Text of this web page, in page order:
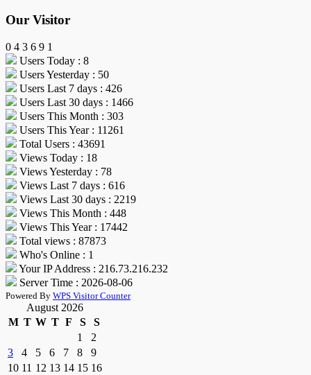
Our Visitor
0 4 3 6 9 1
Users Today : 8
Users Yesterday : 50
Users Last 7 days : 426
Users Last 30 days : 1466
Users This Month : 303
Users This Year : 11261
Total Users : 43691
Views Today : 18
Views Yesterday : 78
Views Last 7 days : 616
Views Last 30 days : 2219
Views This Month : 448
Views This Year : 17442
Total views : 87873
Who's Online : 1
Your IP Address : 216.73.216.232
Server Time : 2026-08-06
Powered By WPS Visitor Counter
August 2026
M T W T F S
S
1
2
3
4 5 6 7 8
9
10 11 12 13 14 15 16